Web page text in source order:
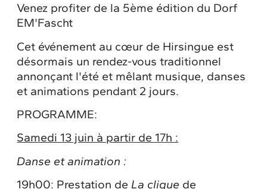
Venez profiter de la 5ème édition du Dorf
EM'Fascht
Cet événement au cœur de Hirsingue est
désormais un rendez-vous traditionnel
annonçant l'été et mêlant musique, danses
et animations pendant 2 jours.
PROGRAMME:
Samedi 13 juin à partir de 17h :
Danse et animation :
19h00: Prestation deLa clique de